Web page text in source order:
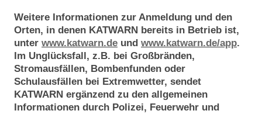
Weitere Informationen zur Anmeldung und den
Orten, in denen KATWARN bereits in Betrieb ist,
unter www.katwarn.de und www.katwarn.de/app.
Im Unglücksfall, z.B. bei Großbränden,
Stromausfällen, Bombenfunden oder
Schulausfällen bei Extremwetter, sendet
KATWARN ergänzend zu den allgemeinen
Informationen durch Polizei, Feuerwehr und